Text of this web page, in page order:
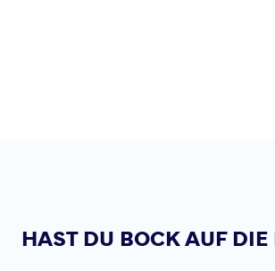
HAST DU BOCK AUF